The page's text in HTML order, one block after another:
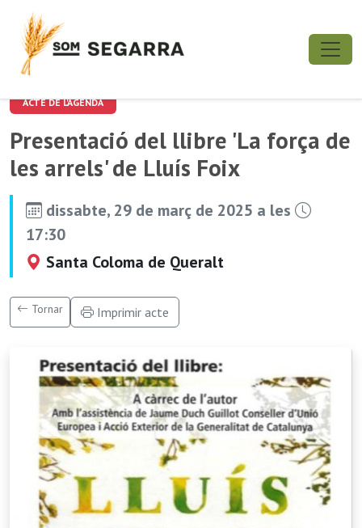
ACTE DE L'AGENDA
Presentació del llibre 'La força de
les arrels' de Lluís Foix
dissabte, 29 de març de 2025 a les
17:30
Santa Coloma de Queralt
Tornar Imprimir acte